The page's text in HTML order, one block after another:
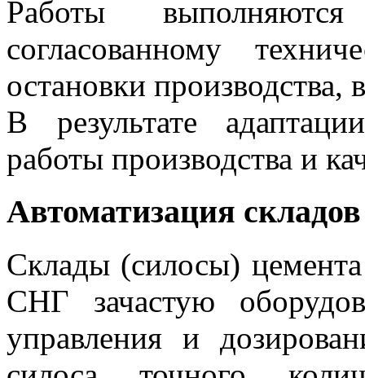
Работы выполняются
согласованному
остановки
В результате
работы производства и
Автоматизация
Склады (силосы)
СНГ зачастую
управления и